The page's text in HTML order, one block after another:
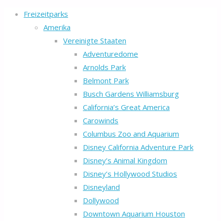
Freizeitparks
Amerika
Vereinigte Staaten
Adventuredome
Arnolds Park
Belmont Park
Busch Gardens Williamsburg
California’s Great America
Carowinds
Columbus Zoo and Aquarium
Disney California Adventure Park
Disney’s Animal Kingdom
Disney’s Hollywood Studios
Disneyland
Dollywood
Downtown Aquarium Houston